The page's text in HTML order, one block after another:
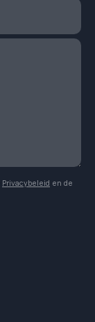
Privacybeleid en de